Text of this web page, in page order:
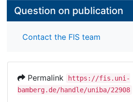
Question on publication
Contact the FIS team
Permalink
https://fis.uni-
bamberg.de/handle/uniba/22908